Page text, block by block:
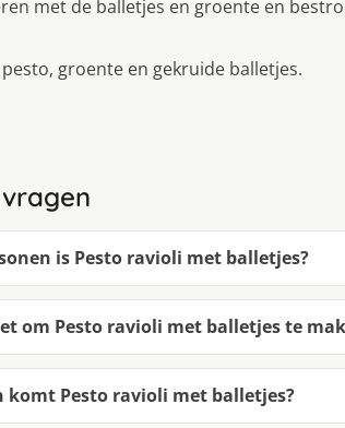
met de balletjes en groente en
groente en gekruide balletjes.
is Pesto ravioli met balletjes?
om Pesto ravioli met balletjes te
komt Pesto ravioli met balletjes?